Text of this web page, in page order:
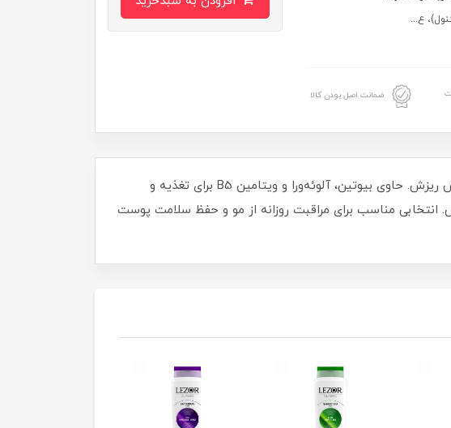
ضمانت اصل بودن کالا
شامپو ضد ریزش مو لزور حاوی کافئین بدون سولفات 400 میلی‌ لیتر. تقویت ریشه مو و کمک به کاهش ریزش. حاوی بیوتین، آلوئه‌ورا و ویتامین B5 برای تغذیه و
مناسب برای مراقبت روزانه از مو و حفظ سلامت پوست